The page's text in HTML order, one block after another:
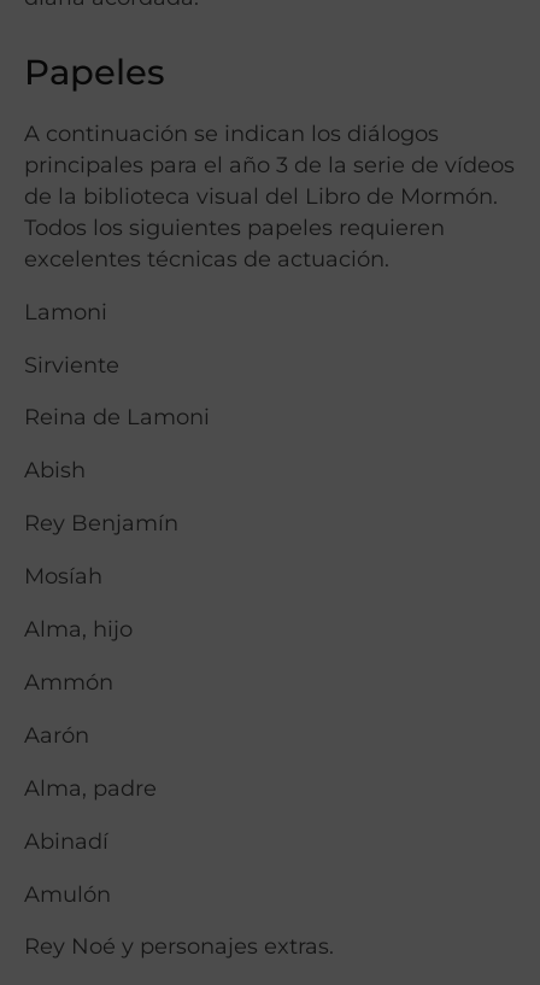
Papeles
A continuación se indican los diálogos
principales para el año 3 de la serie de vídeos
de la biblioteca visual del Libro de Mormón.
Todos los siguientes papeles requieren
excelentes técnicas de actuación.
Lamoni
Sirviente
Reina de Lamoni
Abish
Rey Benjamín
Mosíah
Alma, hijo
Ammón
Aarón
Alma, padre
Abinadí
Amulón
Rey Noé y personajes extras.